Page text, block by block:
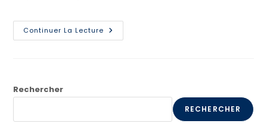
Continuer La Lecture
Rechercher
RECHERCHER